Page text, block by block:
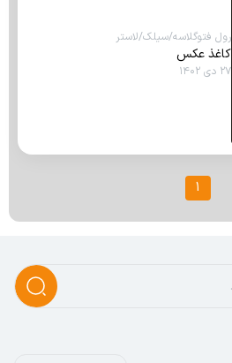
رول فتوگلاسه/سیلک/لاستر
کاغذ عکس
۲۷ دی ۱۴۰۲
1